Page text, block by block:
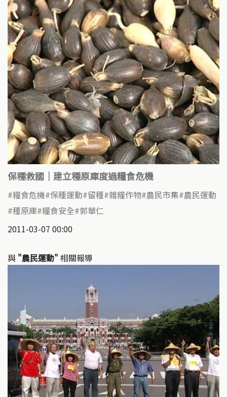
保種救國｜建立種原庫度過糧食危機
糧食危機 保種運動 留種 雜糧作物 農民市集 農民運動
種原庫 糧食安全 郭華仁
2011-03-07 00:00
與 "農民運動" 相關報導